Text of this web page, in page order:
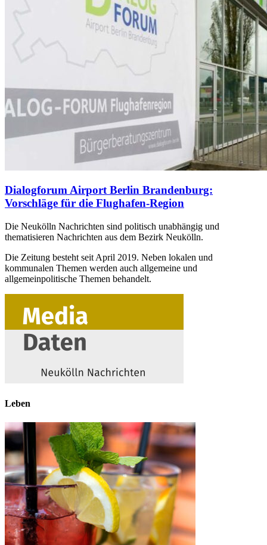
Dialogforum Airport Berlin Brandenburg:
Vorschläge für die Flughafen-Region
Die Neukölln Nachrichten sind politisch unabhängig und
thematisieren Nachrichten aus dem Bezirk Neukölln.
Die Zeitung besteht seit April 2019. Neben lokalen und
kommunalen Themen werden auch allgemeine und
allgemeinpolitische Themen behandelt.
Leben